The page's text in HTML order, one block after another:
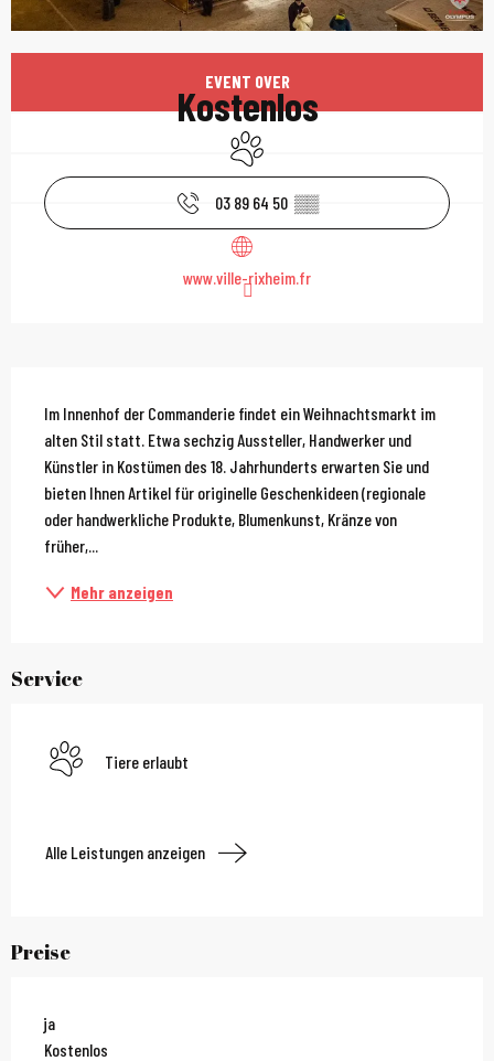
Öffnungszeiten &
EVENT OVER
Kostenlos
Tiere erlaubt
03 89 64 50 ▒▒
www.ville-rixheim.fr
Beschreibung
Im Innenhof der Commanderie findet ein Weihnachtsmarkt im
alten Stil statt. Etwa sechzig Aussteller, Handwerker und
Künstler in Kostümen des 18. Jahrhunderts erwarten Sie und
bieten Ihnen Artikel für originelle Geschenkideen (regionale
oder handwerkliche Produkte, Blumenkunst, Kränze von
früher,...
Mehr anzeigen
Service
Tiere erlaubt
Alle Leistungen anzeigen
Preise
ja
Kostenlos